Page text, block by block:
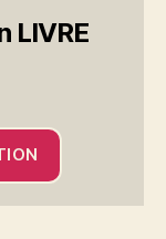
LIVRE